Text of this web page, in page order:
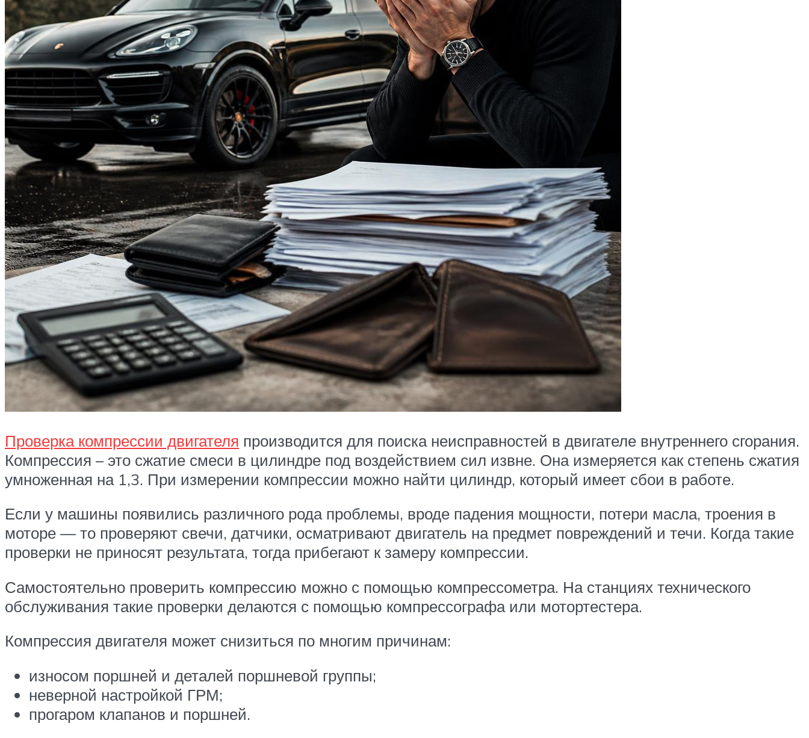
Проверка компрессии двигателя производится для поиска неисправностей в двигателе внутреннего сгорания.
Компрессия – это сжатие смеси в цилиндре под воздействием сил извне. Она измеряется как степень сжатия
умноженная на 1,3. При измерении компрессии можно найти цилиндр, который имеет сбои в работе.
Если у машины появились различного рода проблемы, вроде падения мощности, потери масла, троения в
моторе — то проверяют свечи, датчики, осматривают двигатель на предмет повреждений и течи. Когда такие
проверки не приносят результата, тогда прибегают к замеру компрессии.
Самостоятельно проверить компрессию можно с помощью компрессометра. На станциях технического
обслуживания такие проверки делаются с помощью компрессографа или мотортестера.
Компрессия двигателя может снизиться по многим причинам:
износом поршней и деталей поршневой группы;
неверной настройкой ГРМ;
прогаром клапанов и поршней.